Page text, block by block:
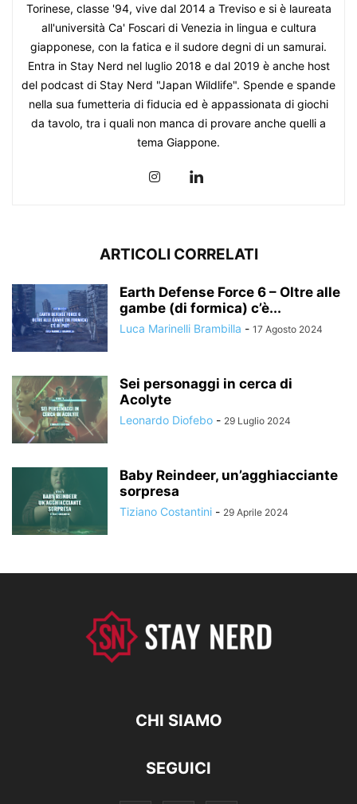
Torinese, classe '94, vive dal 2014 a Treviso e si è laureata
all'università Ca' Foscari di Venezia in lingua e cultura
giapponese, con la fatica e il sudore degni di un samurai.
Entra in Stay Nerd nel luglio 2018 e dal 2019 è anche host
del podcast di Stay Nerd "Japan Wildlife". Spende e spande
nella sua fumetteria di fiducia ed è appassionata di giochi
da tavolo, tra i quali non manca di provare anche quelli a
tema Giappone.
ARTICOLI CORRELATI
Earth Defense Force 6 – Oltre alle
gambe (di formica) c’è...
Luca Marinelli Brambilla - 17 Agosto 2024
Sei personaggi in cerca di
Acolyte
Leonardo Diofebo - 29 Luglio 2024
Baby Reindeer, un’agghiacciante
sorpresa
Tiziano Costantini - 29 Aprile 2024
CHI SIAMO
SEGUICI